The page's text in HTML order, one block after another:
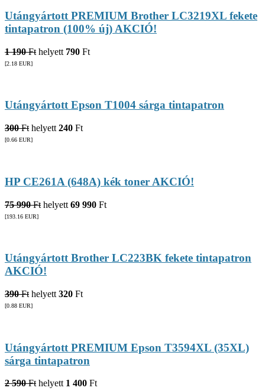
Utángyártott PREMIUM Brother LC3219XL fekete
tintapatron (100% új) AKCIÓ!
1 190 Ft helyett 790 Ft
[2.18 EUR]
Utángyártott Epson T1004 sárga tintapatron
300 Ft helyett 240 Ft
[0.66 EUR]
HP CE261A (648A) kék toner AKCIÓ!
75 990 Ft helyett 69 990 Ft
[193.16 EUR]
Utángyártott Brother LC223BK fekete tintapatron
AKCIÓ!
390 Ft helyett 320 Ft
[0.88 EUR]
Utángyártott PREMIUM Epson T3594XL (35XL)
sárga tintapatron
2 590 Fthelyett 1 400 Ft